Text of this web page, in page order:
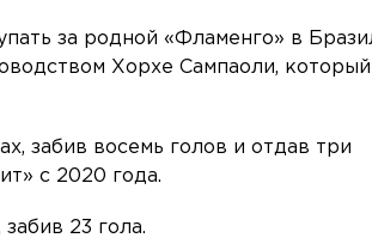
за родной «Фламенго» в
Хорхе Сампаоли, который
забив восемь голов и отдав три
с 2020 года.
23 гола.